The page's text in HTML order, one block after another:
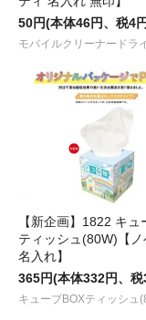
50円(本体46円、税4
モバイルクリーナードラ
【新企画】1822 キュ
ティッシュ(80W)【ノ
名入れ】
365円(本体332円、税
キューブBOXティッシュ